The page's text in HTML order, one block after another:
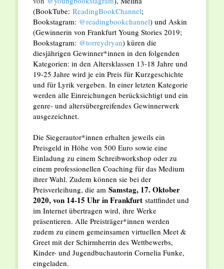
(BookTube: ReadingBookChannel;
Bookstagram: @readingbookchannel) und Askin
(Gewinnerin von Frankfurt Young Stories 2019;
Bookstagram: @torreydryan) küren die
diesjährigen Gewinner*innen in den folgenden
Kategorien: in den Altersklassen 13-18 Jahre und
19-25 Jahre wird je ein Preis für Kurzgeschichte
und für Lyrik vergeben. In einer letzten Kategorie
werden alle Einreichungen berücksichtigt und ein
genre- und altersübergreifendes Gewinnerwerk
ausgezeichnet.
Die Siegerautor*innen erhalten jeweils ein
Preisgeld in Höhe von 500 Euro sowie eine
Einladung zu einem Schreibworkshop oder zu
einem professionellen Coaching für das Medium
ihrer Wahl. Zudem können sie bei der
Preisverleihung, die am Samstag, 17. Oktober
2020, von 14-15 Uhr in Frankfurtstattfindet und
im Internet übertragen wird, ihre Werke
präsentieren. Alle Preisträger*innen werden
zudem zu einem gemeinsamen virtuellen Meet &
Greet mit der Schirmherrin des Wettbewerbs,
Kinder- und Jugendbuchautorin Cornelia Funke,
eingeladen.